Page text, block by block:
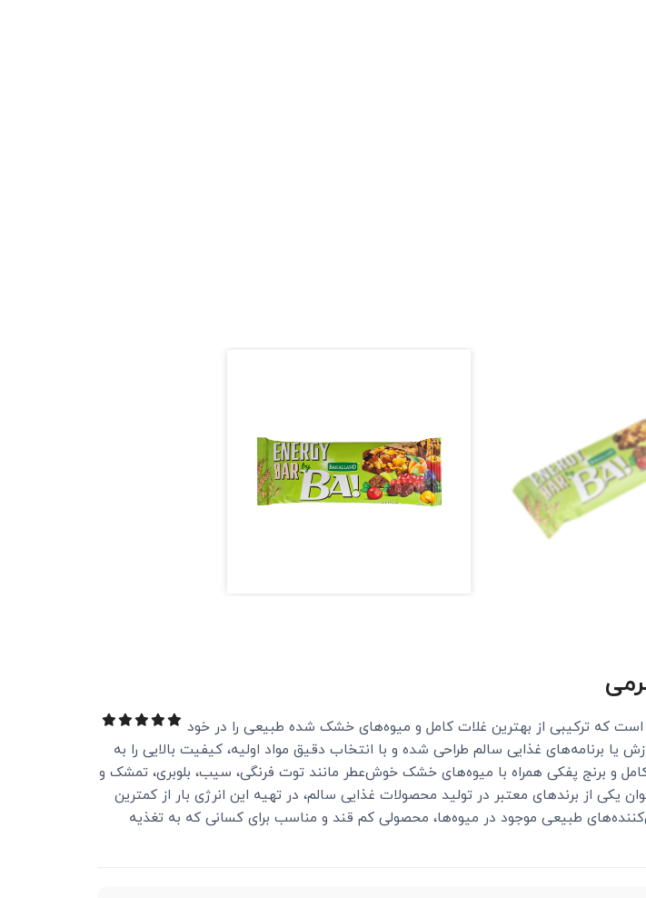
و سالم است که ترکیبی از بهترین غلات کامل و میوه‌های خشک شده طبیعی را در خود
یا برنامه‌های غذایی سالم طراحی شده و با انتخاب دقیق مواد اولیه، کیفیت بالایی را به
و برنج پفکی همراه با میوه‌های خشک خوش‌عطر مانند توت فرنگی، سیب، بلوبری، تمشک و
از برندهای معتبر در تولید محصولات غذایی سالم، در تهیه این انرژی بار از کمترین
طبیعی موجود در میوه‌ها، محصولی کم قند و مناسب برای کسانی که به تغذیه